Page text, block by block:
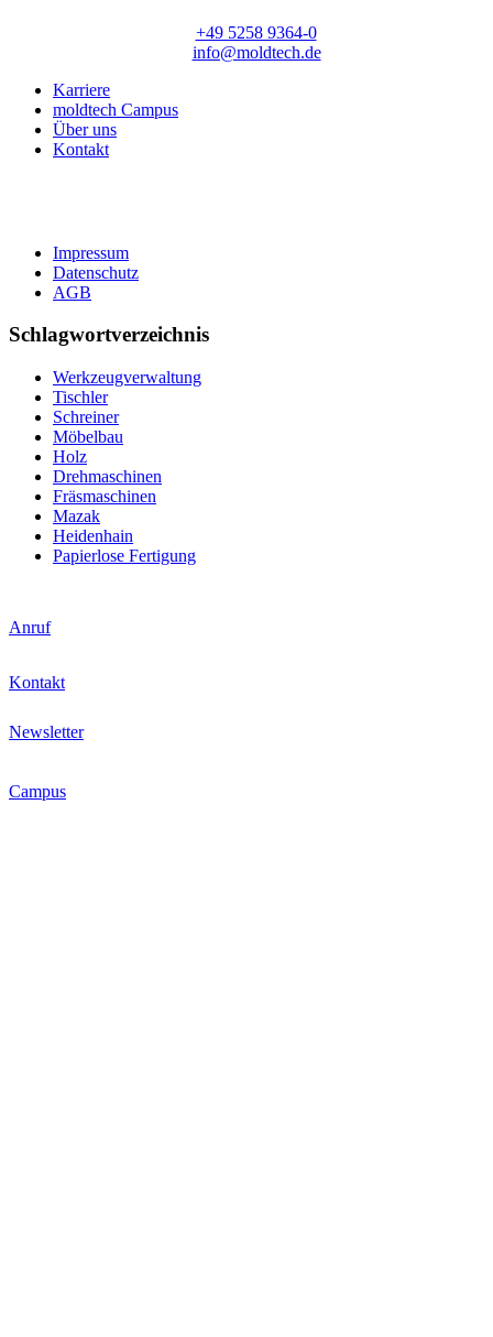
+49 5258 9364-0
info@moldtech.de
Karriere
moldtech Campus
Über uns
Kontakt
Impressum
Datenschutz
AGB
Schlagwortverzeichnis
Werkzeugverwaltung
Tischler
Schreiner
Möbelbau
Holz
Drehmaschinen
Fräsmaschinen
Mazak
Heidenhain
Papierlose Fertigung
Anruf
Kontakt
Newsletter
Campus